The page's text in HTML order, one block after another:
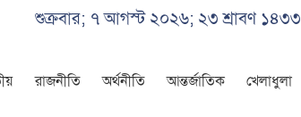
শুক্রবার; ৭ আগস্ট ২০২৬; ২৩ শ্রাবণ ১৪৩৩
রাজনীতি অর্থনীতি আন্তর্জাতিক খেলাধুলা